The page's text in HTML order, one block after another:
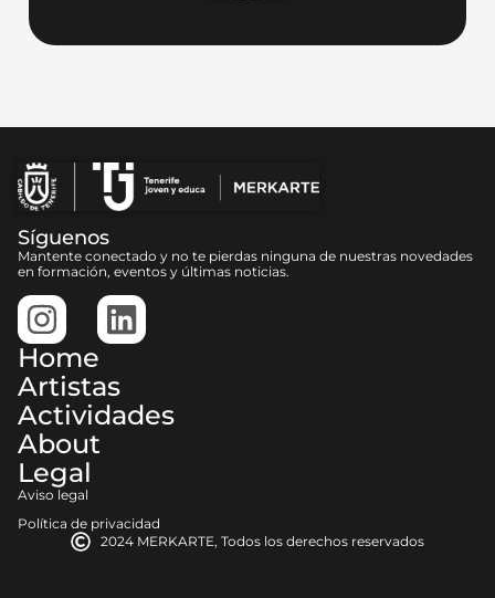
Síguenos
Mantente conectado y no te pierdas ninguna de nuestras novedades
en formación, eventos y últimas noticias.
Home
Artistas
Actividades
About
Legal
Aviso legal
Política de privacidad
2024 MERKARTE, Todos los derechos reservados